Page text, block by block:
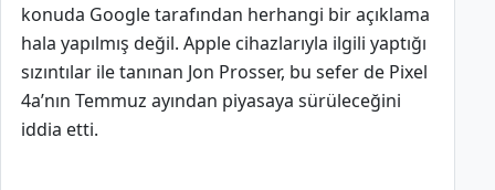
konuda Google tarafından herhangi bir açıklama
hala yapılmış değil. Apple cihazlarıyla ilgili yaptığı
sızıntılar ile tanınan Jon Prosser, bu sefer de Pixel
4a’nın Temmuz ayından piyasaya sürüleceğini
iddia etti.